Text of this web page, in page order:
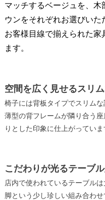
マッチするベージュを、木
ウンをそれぞれお選びいた
お客様目線で揃えられた
ます。
空間を広く見せるスリ
椅子には背板タイプでスリムな
薄型の背フレームが隣り合う
りとした印象に仕上がっていま
こだわりが光るテーブ
店内で使われているテーブル
脚という少し珍しい組み合わせ